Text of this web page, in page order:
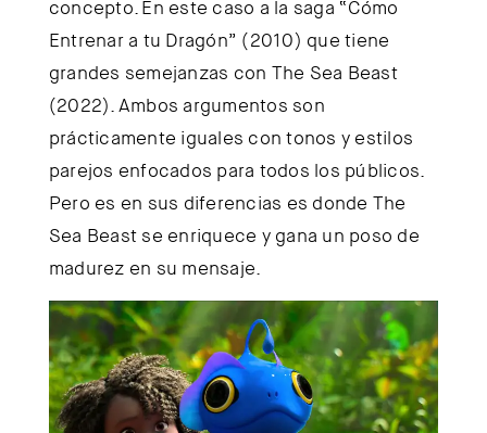
concepto. En este caso a la saga “Cómo
Entrenar a tu Dragón” (2010) que tiene
grandes semejanzas con The Sea Beast
(2022). Ambos argumentos son
prácticamente iguales con tonos y estilos
parejos enfocados para todos los públicos.
Pero es en sus diferencias es donde The
Sea Beast se enriquece y gana un poso de
madurez en su mensaje.